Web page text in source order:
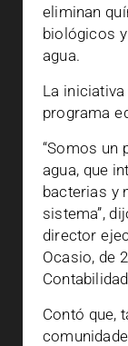
eliminan
biológicos
agua.
La
programa
“Somos un
agua, que
bacterias y
sistema”,
director
Ocasio, de
Contó que,